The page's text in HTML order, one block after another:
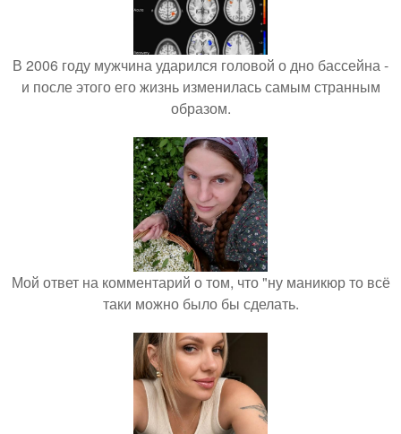
В 2006 году мужчина ударился головой о дно бассейна -
и после этого его жизнь изменилась самым странным
образом.
Мой ответ на комментарий о том, что "ну маникюр то всё
таки можно было бы сделать.